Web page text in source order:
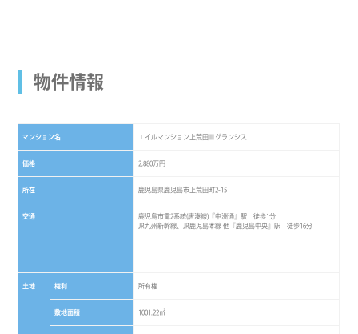
物件情報
マンション名 エイルマンション上荒田Ⅲグランシス
価格 2,880万円
所在 鹿児島県鹿児島市上荒田町2-15
交通
鹿児島市電2系統(唐湊線)『中洲通』駅 徒歩1分
JR九州新幹線、JR鹿児島本線 他『鹿児島中央』駅 徒歩16分
土地 権利 所有権
敷地面積 1001.22㎡